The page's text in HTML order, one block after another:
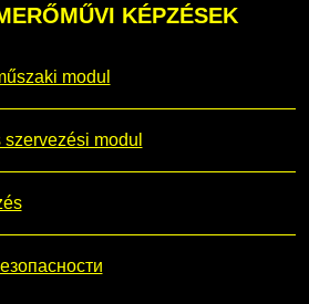
KÉPZÉSEK
modul
modul